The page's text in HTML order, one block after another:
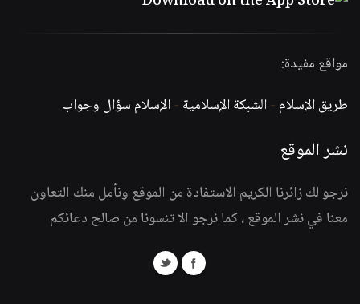
مواقع مفيدة:
طريق الإسلام -الشبكة الإسلامية -الإسلام سؤال وجواب
نشر الموقع
نرجو لك زائرنا الكريم الاستفادة من الموقع ونأمل منك التعاون
معنا في نشر الموقع ، كما نرجو الا تنسونا من صالح دعائكم